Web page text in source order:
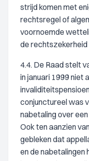
strijd komen met
rechtsregel of
voornoemde
de
4.4. De Raad stelt
in januari 1999 niet
conjunctureel was
nabetaling over
Ook ten aanzien
gebleken dat
en de nabetalingen